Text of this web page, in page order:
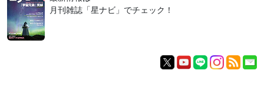
月刊雑誌「星ナビ」でチェック！